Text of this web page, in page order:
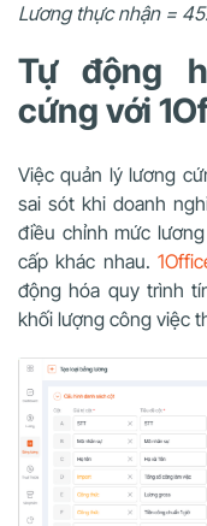
Lương thực nhận =
Tự động
cứng với
Việc quản lý lương
sai sót khi doanh
điều chỉnh mức
cấp khác nhau.
động hóa quy trình
khối lượng công việc